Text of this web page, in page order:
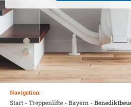
Navigation:
Start- Treppenlifte- Bayern -